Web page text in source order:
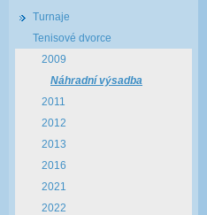
Turnaje
Tenisové dvorce
2009
Náhradní výsadba
2011
2012
2013
2016
2021
2022